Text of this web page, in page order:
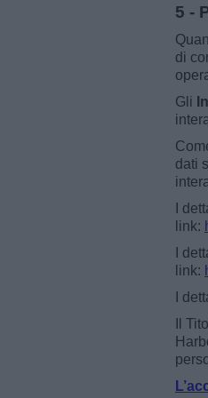
5 -
di
Gli
dati
I
link:
I
link:
I
Il